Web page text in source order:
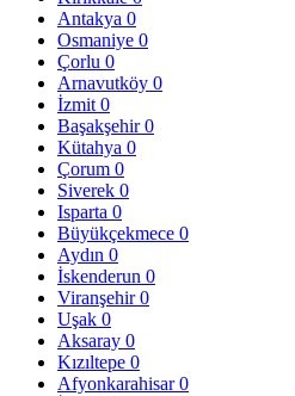
Antakya 0
Osmaniye 0
Çorlu 0
Arnavutköy 0
İzmit 0
Başakşehir0
Kütahya 0
Çorum 0
Siverek 0
Isparta 0
Büyükçekmece 0
Aydın 0
İskenderun 0
Viranşehir0
Uşak 0
Aksaray 0
Kızıltepe 0
Afyonkarahisar0